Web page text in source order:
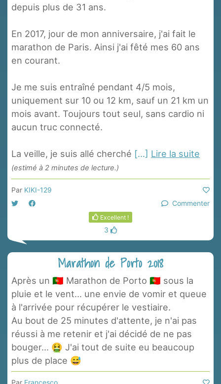
depuis plus de 31 ans.
En 2017, jour de mon anniversaire, j'ai fait le
marathon de Paris. Ainsi j'ai fêté mes 60 ans
en courant.
Je me suis entraîné pendant 4/5 mois,
uniquement sur 10 ou 12 km, sauf un 21 km un
mois avant. Toujours tout seul, sans cardio ni
aucun truc connecté.
La veille, je suis allé cherché [...] Lire la suite
(estimé à 2 minutes de lecture.)
Par KIKI-129
Commenter
Excellent !
3
Marathon de Porto 2018
Après un 🇵🇹 Marathon de Porto 🇵🇹 sous la
pluie et le vent... une envie de vomir et queue
à l'arrivée pour récupérer le vestiaire.
Au bout de 25 minutes d'attente, je n'ai pas
réussi à me retenir et j'ai décidé de ne pas
bouger... 🤮 J'ai tout de suite eu beaucoup
plus de place 😅